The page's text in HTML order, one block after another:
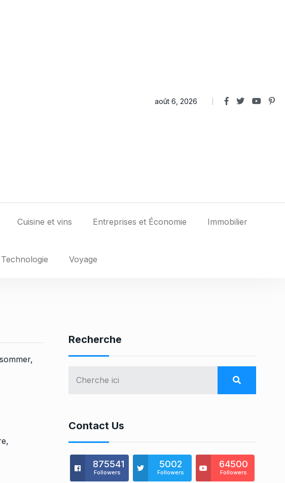
août 6, 2026
Cuisine et vins Entreprises et Économie Immobilier
Technologie Voyage
Recherche
Contact Us
875541
Followers
5002
Followers
64500
Followers